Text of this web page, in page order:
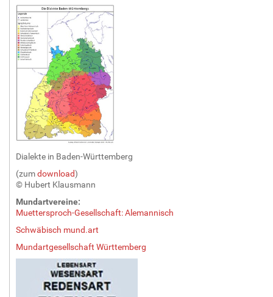
Dialekte in Baden-Württemberg
(zumdownload)
© Hubert Klausmann
Mundartvereine:
Muettersproch-Gesellschaft: Alemannisch
Schwäbisch mund.art
Mundartgesellschaft Württemberg